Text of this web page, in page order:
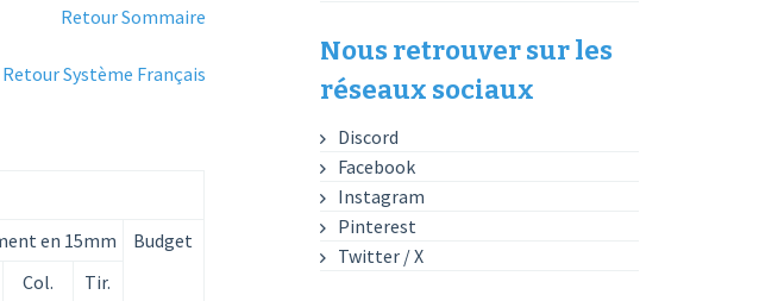
Retour Sommaire
Retour Système Français
en 15mm
Budget
Col.
Tir.
Nous retrouver sur les
réseaux sociaux
Discord
Facebook
Instagram
Pinterest
Twitter / X